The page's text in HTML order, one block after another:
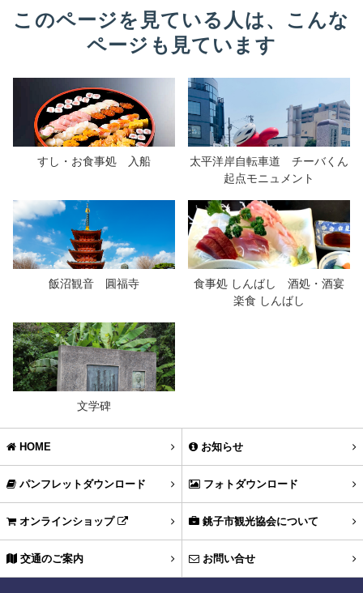
このページを見ている人は、こんな
ページも見ています
すし・お食事処 入船
太平洋岸自転車道 チーバくん
起点モニュメント
飯沼観音 圓福寺
食事処 しんばし 酒処・酒宴
楽食 しんばし
文学碑
HOME お知らせ
パンフレットダウンロード フォトダウンロード
オンラインショップ 銚子市観光協会について
交通のご案内 お問い合せ